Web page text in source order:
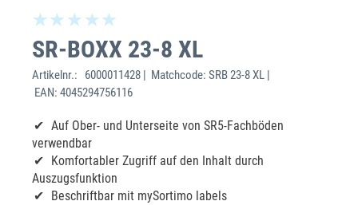
SR-BOXX 23-8 XL
Artikelnr.:
6000011428 | Matchcode: SRB 23-8 XL |
EAN: 4045294756116
Auf Ober- und Unterseite von SR5-Fachböden
verwendbar
Komfortabler Zugriff auf den Inhalt durch
Auszugsfunktion
Beschriftbar mit mySortimo labels